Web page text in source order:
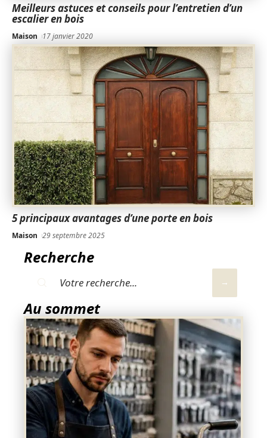
Meilleurs astuces et conseils pour l’entretien d’un
escalier en bois
Maison 17 janvier 2020
5 principaux avantages d’une porte en bois
Maison 29 septembre 2025
Recherche
Au sommet